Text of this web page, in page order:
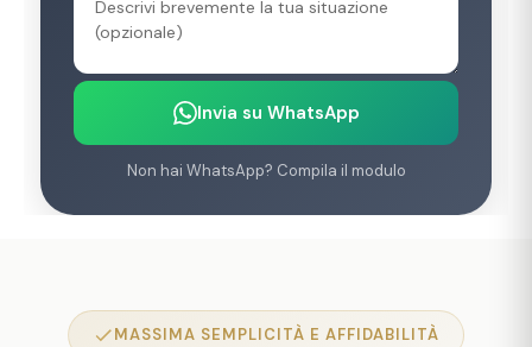
Invia su WhatsApp
Non hai WhatsApp? Compila il modulo
MASSIMA SEMPLICITÀ E AFFIDABILITÀ